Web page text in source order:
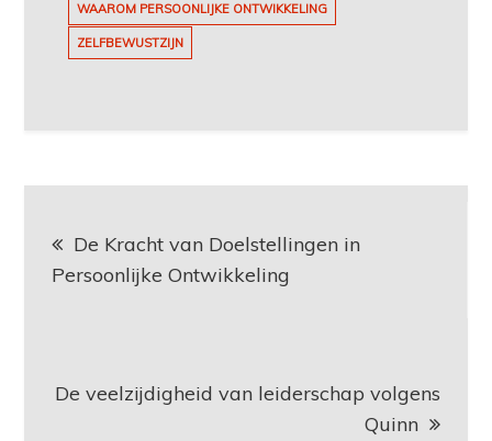
WAAROM PERSOONLIJKE ONTWIKKELING
ZELFBEWUSTZIJN
De Kracht van Doelstellingen in
Persoonlijke Ontwikkeling
De veelzijdigheid van leiderschap volgens
Quinn